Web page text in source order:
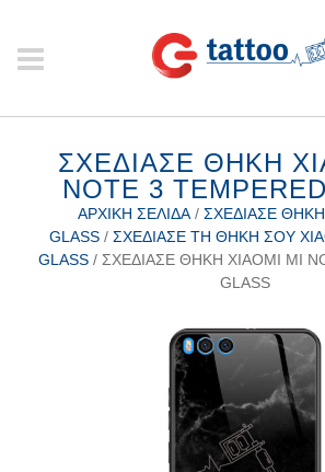
ΣΧΕΔΊΑΣΕ ΘΉΚΗ
NOTE 3
ΑΡΧΙΚΉ ΣΕΛΊΔΑ/ ΣΧΕΔΊΑΣΕ ΘΉΚΗ
GLASS/ ΣΧΕΔΊΑΣΕ ΤΗ ΘΉΚΗ ΣΟΥ
GLASS / ΣΧΕΔΊΑΣΕ ΘΉΚΗ XIAOMI MI
GLASS